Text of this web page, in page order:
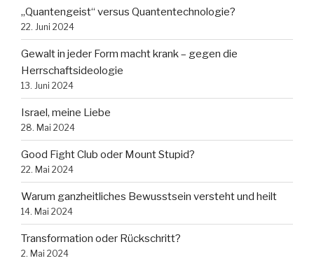
„Quantengeist“ versus Quantentechnologie?
22. Juni 2024
Gewalt in jeder Form macht krank – gegen die
Herrschaftsideologie
13. Juni 2024
Israel, meine Liebe
28. Mai 2024
Good Fight Club oder Mount Stupid?
22. Mai 2024
Warum ganzheitliches Bewusstsein versteht und heilt
14. Mai 2024
Transformation oder Rückschritt?
2. Mai 2024